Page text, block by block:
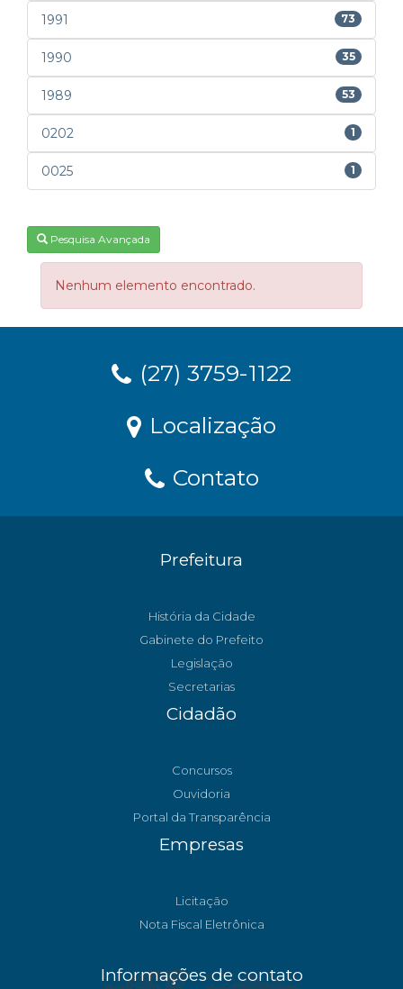
1991 73
1990 35
1989 53
0202 1
0025 1
Pesquisa Avançada
Nenhum elemento encontrado.
(27) 3759-1122
Localização
Contato
Prefeitura
História da Cidade
Gabinete do Prefeito
Legislação
Secretarias
Cidadão
Concursos
Ouvidoria
Portal da Transparência
Empresas
Licitação
Nota Fiscal Eletrônica
Informações de contato